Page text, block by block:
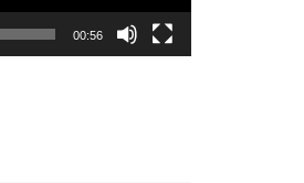
00:56